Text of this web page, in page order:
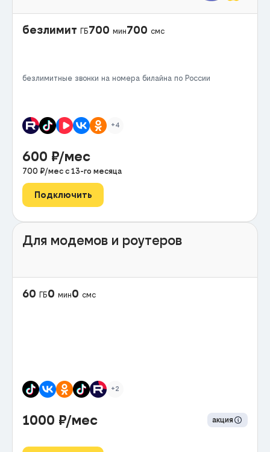
безлимит ГБ700 мин700 смс
безлимитные звонки на номера билайна по России
+4
600 ₽/мес
700 ₽/мес с 13-го месяца
Подключить
Для модемов и роутеров
60 ГБ0 мин0 смс
+2
1000 ₽/мес акция